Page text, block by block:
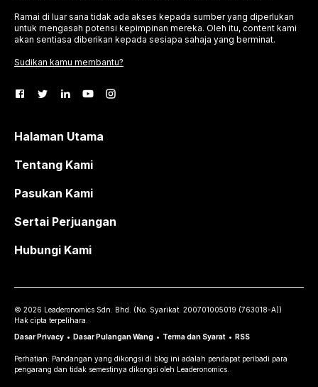
Ramai di luar sana tidak ada akses kepada sumber yang diperlukan
untuk mengasah potensi kepimpinan mereka. Oleh itu, content kami
akan sentiasa diberikan kepada sesiapa sahaja yang berminat.
Sudikan kamu membantu?
Halaman Utama
Tentang Kami
Pasukan Kami
Sertai Perjuangan
Hubungi Kami
© 2026 Leaderonomics Sdn. Bhd. (No. Syarikat. 200701005019 (763018-A))
Hak cipta terpelihara.
Dasar Privacy • Dasar Pulangan Wang • Terma dan Syarat • RSS
Perhatian: Pandangan yang dikongsi di blog ini adalah pendapat peribadi para
pengarang dan tidak semestinya dikongsi oleh Leaderonomics.